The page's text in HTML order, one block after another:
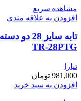
مشاهده سریع
افزودن به علاقه مندی
تابه
TR-28PTG
تیارا
981,000 تومان
افزودن به سبد خرید